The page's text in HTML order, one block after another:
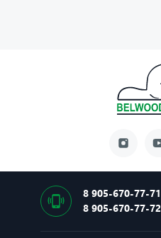
8 905-670-77-71
8 905-670-77-72